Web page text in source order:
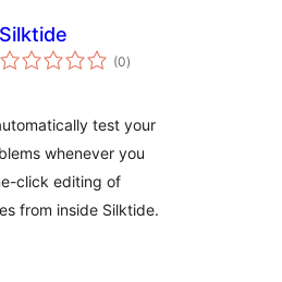
Silktide
(0कुल
दर)
test your
whenever you
click editing of
from inside Silktide.